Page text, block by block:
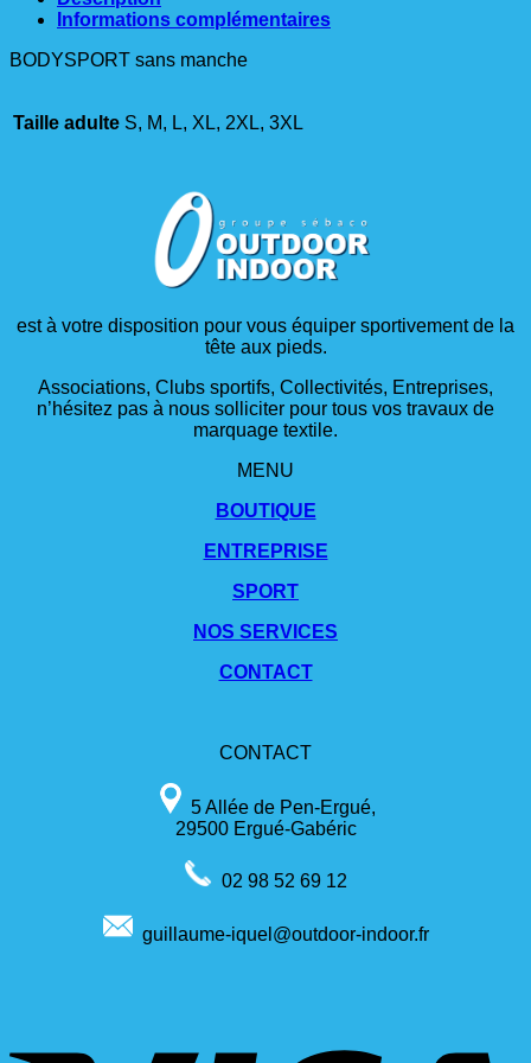
Informations complémentaires
BODYSPORT sans manche
Taille adulte S, M, L, XL, 2XL, 3XL
est à votre disposition pour vous équiper sportivement de la
tête aux pieds.
Associations, Clubs sportifs, Collectivités, Entreprises,
n’hésitez pas à nous solliciter pour tous vos travaux de
marquage textile.
MENU
BOUTIQUE
ENTREPRISE
SPORT
NOS SERVICES
CONTACT
CONTACT
5 Allée de Pen-Ergué,
29500 Ergué-Gabéric
02 98 52 69 12
guillaume-iquel@outdoor-indoor.fr